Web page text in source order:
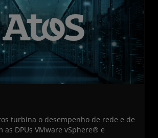
turbina o desempenho de rede e de
as DPUs VMware vSphere® e